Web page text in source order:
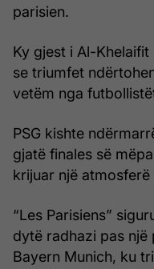
parisien.
Ky gjest i Al-
se triumfet
vetëm nga
PSG kishte
gjatë finales së
krijuar një
“Les Parisiens”
dytë radhazi pas një
Bayern Munich, ku